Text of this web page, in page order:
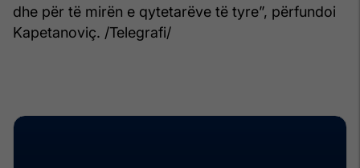
dhe për të mirën e qytetarëve të tyre”, përfundoi
Kapetanoviç. /Telegrafi/